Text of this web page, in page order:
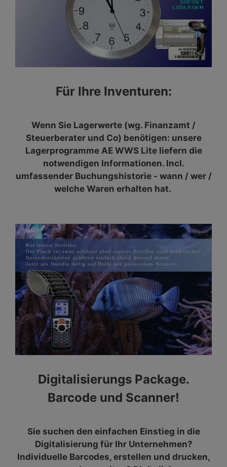
Für Ihre Inventuren:
Wenn Sie Lagerwerte (wg. Finanzamt /
Steuerberater und Co) benötigen: unsere
Lagerprogramme AE WWS Lite liefern die
notwendigen Informationen. Incl.
umfassender Buchungshistorie - wann / wer /
welche Waren erhalten hat.
Digitalisierungs Package.
Barcode und Scanner!
Sie suchen den einfachen Einstieg in die
Digitalisierung für Ihr Unternehmen?
Individuelle Barcodes, erstellen und drucken,